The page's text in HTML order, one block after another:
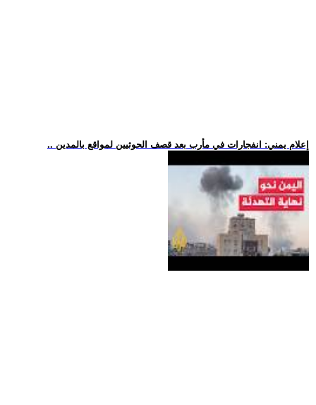
.. إعلام يمني: انفجارات في مأرب بعد قصف الحوثيين لمواقع بالمدين